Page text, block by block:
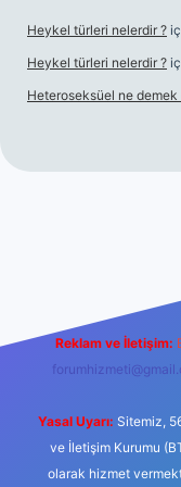
Heykel türleri nelerdir ?
Heykel türleri nelerdir ?
Heteroseksüel ne demek
Reklam ve İletişim:
Yasal Uyarı: Sitemiz,
ve İletişim Kurumu
olarak hizmet